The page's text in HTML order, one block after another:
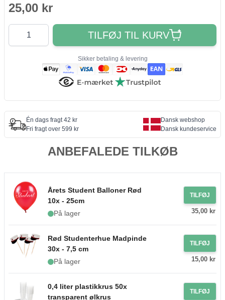
25,00 kr
Antal
TILFØJ TIL KURV
Sikker betaling & levering
Én dags fragt 42 kr
Fri fragt over 599 kr
Dansk webshop
Dansk kundeservice
ANBEFALEDE TILKØB
Årets Student Balloner Rød
10x - 25cm
På lager
TILFØJ
35,00 kr
Rød Studenterhue Madpinde
30x - 7,5 cm
På lager
TILFØJ
15,00 kr
0,4 liter plastikkrus 50x
transparent ølkrus
TILFØJ